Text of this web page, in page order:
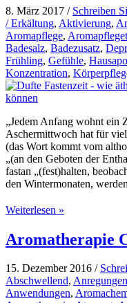
8. März 2017 / Schreiben
/ Erkältung, Aktivierung,
Aromapflege,
Badesalz, Badezusatz,
Frühling, Gefühle,
Konzentration,
„Jedem Anfang wohnt ein
Aschermittwoch hat für
(das Wort kommt vom
„(an den Geboten der
fastan „(fest)halten,
den Wintermonaten,
Dufte
–
wie
Öle
das
Fasten
Weiterlesen »
Aromatherapie
15. Dezember 2016 /
Abschwellend, Anregungen
Anwendungen,